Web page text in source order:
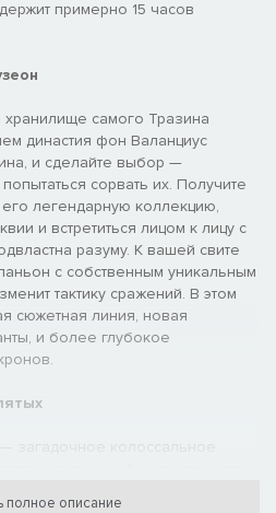
примерно 15 часов
хранилище самого Тразина
династия фон Валанциус
и сделайте выбор —
сорвать их. Получите
легендарную коллекцию,
и встретиться лицом к лицу с
разуму. К вашей свите
с собственным уникальным
тактику сражений. В этом
сюжетная линия, новая
и более глубокое
полное описание